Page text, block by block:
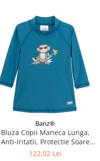
Banz®
Bluza Copii Maneca Lunga,
Anti-Iritatii, Protectie Soare
UPF50+, Petrol Jungle, Diverse
122,02 Lei